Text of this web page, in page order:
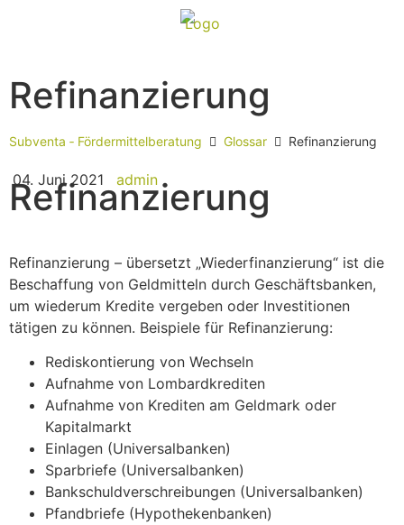
Refinanzierung
Subventa ‐ Fördermittelberatung Glossar Refinanzierung
04. Juni 2021 admin
Refinanzierung
Refinanzierung – übersetzt „Wiederfinanzierung“ ist die
Beschaffung von Geldmitteln durch Geschäftsbanken,
um wiederum Kredite vergeben oder Investitionen
tätigen zu können. Beispiele für Refinanzierung:
Rediskontierung von Wechseln
Aufnahme von Lombardkrediten
Aufnahme von Krediten am Geldmark oder
Kapitalmarkt
Einlagen (Universalbanken)
Sparbriefe (Universalbanken)
Bankschuldverschreibungen (Universalbanken)
Pfandbriefe (Hypothekenbanken)